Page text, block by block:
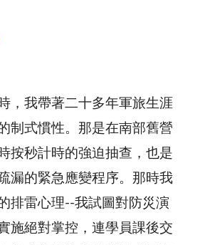
，我帶著二十多年軍旅生涯
制式慣性。那是在南部舊營
按秒計時的強迫抽查，也是
漏的緊急應變程序。那時我
排雷心理--我試圖對防災演
施絕對掌控，連學員課後交